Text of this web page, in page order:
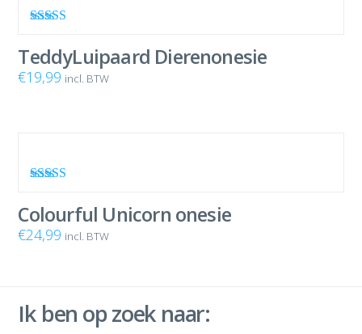
5.00
uit 5
TeddyLuipaard Dierenonesie
€19,99 incl. BTW
4.00
uit 5
Colourful Unicorn onesie
€24,99 incl. BTW
Ik ben op zoek naar: